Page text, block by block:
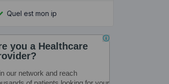
Quel est mon ip